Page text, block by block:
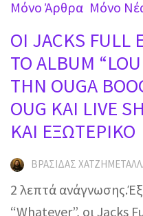
Mόνο Άρθρα Mόνο
OI JACKS
ΤΟ ALBUM
ΤΗΝ OUGA
OUG ΚΑΙ LIVE
ΚΑΙ ΕΞΩΤΕΡΙΚΟ
ΒΡΑΣΊΔΑΣ
2 λεπτά
“Whatever”, οι Jacks